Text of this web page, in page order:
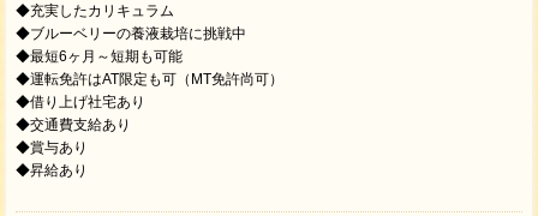
◆充実したカリキュラム
◆ブルーベリーの養液栽培に挑戦中
◆最短6ヶ月～短期も可能
◆運転免許はAT限定も可（MT免許尚可）
◆借り上げ社宅あり
◆交通費支給あり
​◆賞与あり
​◆昇給あり